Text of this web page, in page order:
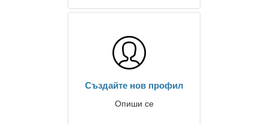
Създайте нов профил
Опиши се